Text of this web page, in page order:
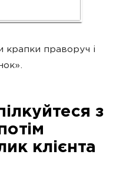
крапки праворуч і
з
клієнта